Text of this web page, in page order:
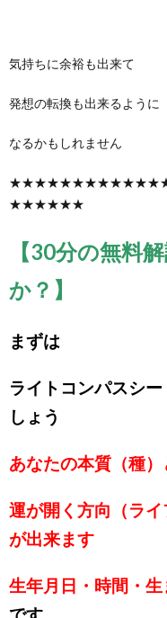
気持ちに余裕も出来て
発想の転換も出来るように
なるかもしれません
★★★★★★
【30分の無料
か？】
まずは
ライトコンパスシ
しょう
あなたの本質（種）
運が開く方向（ラ
が出来ます
生年月日・時間・